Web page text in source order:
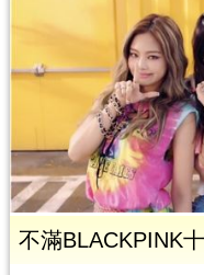
不滿BLACKPINK